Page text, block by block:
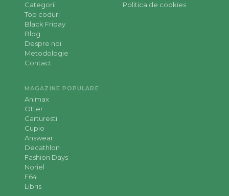
Categorii
Top coduri
Black Friday
Blog
Despre noi
Metodologie
Contact
Politica de cookies
MAGAZINE POPULARE
Animax
Otter
Carturesti
Cupio
Answear
Decathlon
Fashion Days
Noriel
F64
Libris